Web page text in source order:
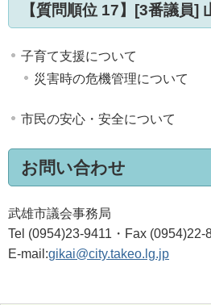
【質問順位 17】[3番議員]
子育て支援について
災害時の危機管理について
市民の安心・安全について
お問い合わせ
武雄市議会事務局
Tel (0954)23-9411・Fax (0954)22-
E-mail:gikai@city.takeo.lg.jp